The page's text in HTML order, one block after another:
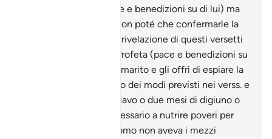
all’Inviato di Allah (pace e benedizioni su di lui) ma
questi, suo malgrado, non poté che confermarle la
validità del divorzio. La rivelazione di questi versetti
risolse la questione. Il Profeta (pace e benedizioni su
di lui) fece chiamare il marito e gli offrì di espiare la
sua avventatezza in uno dei modi previsti nei verss. e
(liberazione di uno schiavo o due mesi di digiuno o
provvedere al cibo necessario a nutrire poveri per
un’intera giornata). L’uomo non aveva i mezzi